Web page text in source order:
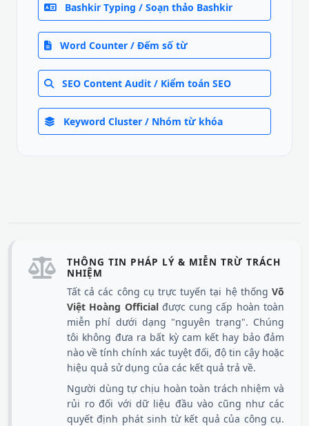
Bashkir Typing / Soạn thảo Bashkir
Word Counter / Đếm số từ
SEO Content Audit / Kiểm toán SEO
Keyword Cluster / Nhóm từ khóa
THÔNG TIN PHÁP LÝ & MIỄN TRỪ TRÁCH
NHIỆM
Tất cả các công cụ trực tuyến tại hệ thống Võ
Việt Hoàng Officialđược cung cấp hoàn toàn
miễn phí dưới dạng "nguyên trạng". Chúng
tôi không đưa ra bất kỳ cam kết hay bảo đảm
nào về tính chính xác tuyệt đối, độ tin cậy hoặc
hiệu quả sử dụng của các kết quả trả về.
Người dùng tự chịu hoàn toàn trách nhiệm và
rủi ro đối với dữ liệu đầu vào cũng như các
quyết định phát sinh từ kết quả của công cụ.